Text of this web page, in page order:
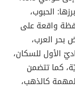
الحبوب،
واقعة على
العرب،
الأول للسكان،
كما تتضمن
كالذهب،